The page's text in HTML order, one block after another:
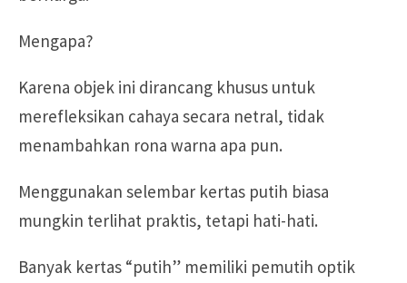
Mengapa?
Karena objek ini dirancang khusus untuk
merefleksikan cahaya secara netral, tidak
menambahkan rona warna apa pun.
Menggunakan selembar kertas putih biasa
mungkin terlihat praktis, tetapi hati-hati.
Banyak kertas “putih” memiliki pemutih optik